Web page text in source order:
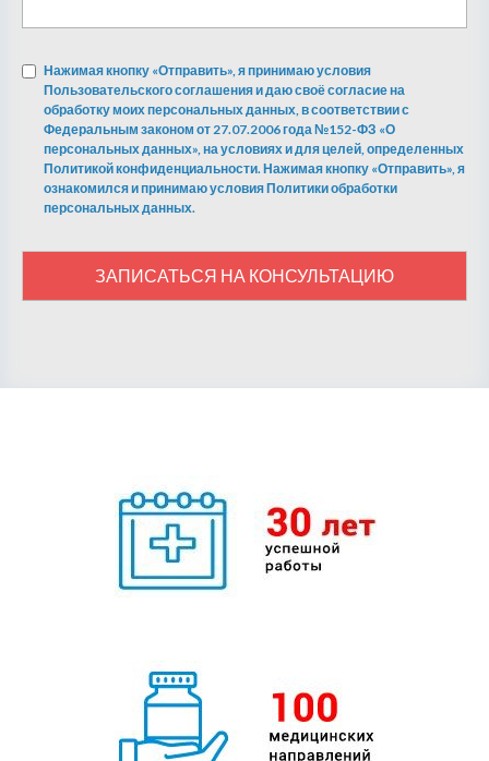
Нажимая кнопку «Отправить», я принимаю условия
Пользовательского соглашения и даю своё согласие на
обработку моих персональных данных, в соответствии с
Федеральным законом от 27.07.2006 года №152-ФЗ «О
персональных данных», на условиях и для целей, определенных
Политикой конфиденциальности. Нажимая кнопку «Отправить», я
ознакомился и принимаю условия Политики обработки
персональных данных.
ЗАПИСАТЬСЯ НА КОНСУЛЬТАЦИЮ